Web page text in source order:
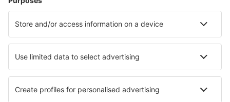
Pamplona (PNA)
Santander (SDR)
Vigo (VGO)
Barcelona
Murcia